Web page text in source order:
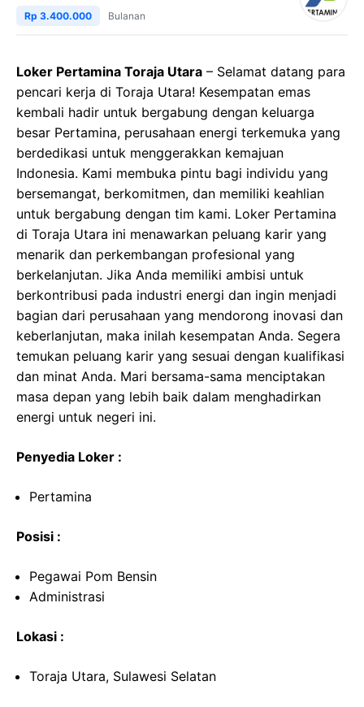
Rp 3.400.000 Bulanan
Loker Pertamina Toraja Utara – Selamat datang para
pencari kerja di Toraja Utara! Kesempatan emas
kembali hadir untuk bergabung dengan keluarga
besar Pertamina, perusahaan energi terkemuka yang
berdedikasi untuk menggerakkan kemajuan
Indonesia. Kami membuka pintu bagi individu yang
bersemangat, berkomitmen, dan memiliki keahlian
untuk bergabung dengan tim kami. Loker Pertamina
di Toraja Utara ini menawarkan peluang karir yang
menarik dan perkembangan profesional yang
berkelanjutan. Jika Anda memiliki ambisi untuk
berkontribusi pada industri energi dan ingin menjadi
bagian dari perusahaan yang mendorong inovasi dan
keberlanjutan, maka inilah kesempatan Anda. Segera
temukan peluang karir yang sesuai dengan kualifikasi
dan minat Anda. Mari bersama-sama menciptakan
masa depan yang lebih baik dalam menghadirkan
energi untuk negeri ini.
Penyedia Loker :
Pertamina
Posisi :
Pegawai Pom Bensin
Administrasi
Lokasi :
Toraja Utara, Sulawesi Selatan